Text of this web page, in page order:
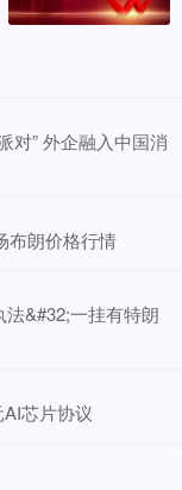
对” 外企融入中国消
布朗价格行情
&#32;一挂有特朗
芯片协议